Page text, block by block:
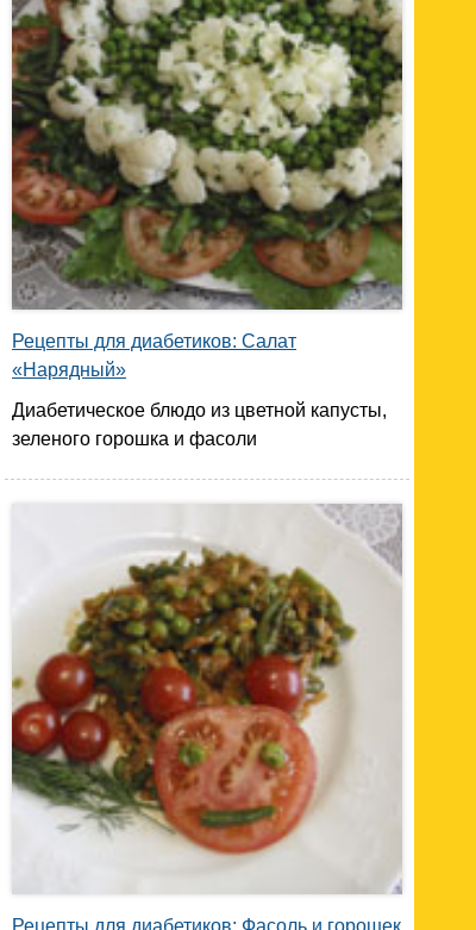
Рецепты для диабетиков: Салат
«Нарядный»
Диабетическое блюдо из цветной капусты,
зеленого горошка и фасоли